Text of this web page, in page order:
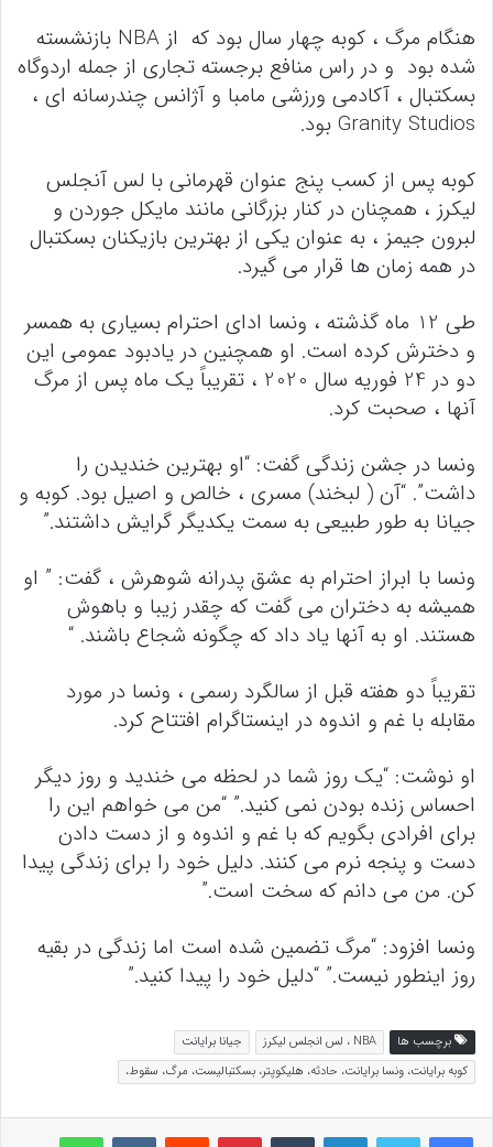
هنگام مرگ ، کوبه چهار سال بود که از NBA بازنشسته
شده بود و در راس منافع برجسته تجاری از جمله اردوگاه
بسکتبال ، آکادمی ورزشی مامبا و آژانس چندرسانه ای ،
Granity Studios بود.
کوبه پس از کسب پنج عنوان قهرمانی با لس آنجلس
لیکرز ، همچنان در کنار بزرگانی مانند مایکل جوردن و
لبرون جیمز ، به عنوان یکی از بهترین بازیکنان بسکتبال
در همه زمان ها قرار می گیرد.
طی 12 ماه گذشته ، ونسا ادای احترام بسیاری به همسر
و دخترش کرده است. او همچنین در یادبود عمومی این
دو در 24 فوریه سال 2020 ، تقریباً یک ماه پس از مرگ
آنها ، صحبت کرد.
ونسا در جشن زندگی گفت: “او بهترین خندیدن را
داشت”. “آن ( لبخند) مسری ، خالص و اصیل بود. کوبه و
جیانا به طور طبیعی به سمت یکدیگر گرایش داشتند.”
ونسا با ابراز احترام به عشق پدرانه شوهرش ، گفت: ” او
همیشه به دختران می گفت که چقدر زیبا و باهوش
هستند. او به آنها یاد داد که چگونه شجاع باشند. “
تقریباً دو هفته قبل از سالگرد رسمی ، ونسا در مورد
مقابله با غم و اندوه در اینستاگرام افتتاح کرد.
او نوشت: “یک روز شما در لحظه می خندید و روز دیگر
احساس زنده بودن نمی کنید.” “من می خواهم این را
برای افرادی بگویم که با غم و اندوه و از دست دادن
دست و پنجه نرم می کنند. دلیل خود را برای زندگی پیدا
کن. من می دانم که سخت است.”
ونسا افزود: “مرگ تضمین شده است اما زندگی در بقیه
روز اینطور نیست.” “دلیل خود را پیدا کنید.”
برچسب ها NBA ، لس انجلس لیکرز
جیانا برایانت
کوبه برایانت، ونسا برایانت، حادثه، هلیکوپتر، بسکتبالیست، مرگ، سقوط،
لینکداینتامبلر پینتریستReddit
VKontakteواتس آپ